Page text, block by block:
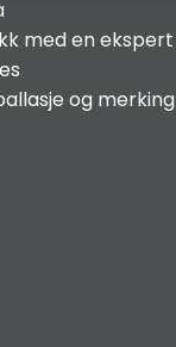
med en ekspert
og merking